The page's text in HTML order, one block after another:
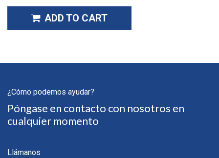
ADD TO CART
¿Cómo podemos ayudar?
Póngase en contacto con nosotros en
cualquier momento
Llámanos